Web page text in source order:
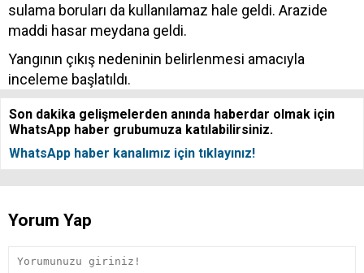
sulama boruları da kullanılamaz hale geldi. Arazide
maddi hasar meydana geldi.
Yangının çıkış nedeninin belirlenmesi amacıyla
inceleme başlatıldı.
Son dakika gelişmelerden anında haberdar olmak için
WhatsApp haber grubumuza katılabilirsiniz.
WhatsApp haber kanalımız için tıklayınız!
Yorum Yap